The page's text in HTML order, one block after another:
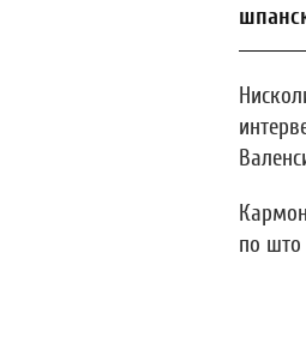
по што